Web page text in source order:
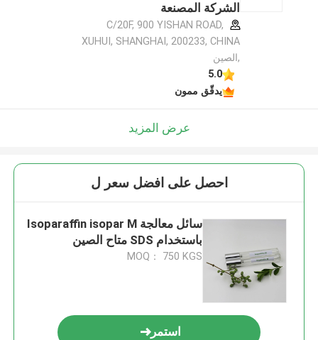
الشركة المصنعة
C/20F, 900 YISHAN ROAD,
XUHUI, SHANGHAI, 200233, CHINA
,الصين
5.0
يدقّق ممون
عرض المزيد
احصل على افضل سعر ل
سائل معالجة Isoparaffin isopar M
باستخدام SDS متاح الصين
MOQ： 750 KGS
استمر